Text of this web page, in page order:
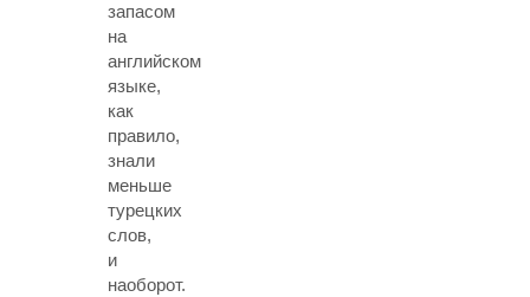
запасом
на
английском
языке,
как
правило,
знали
меньше
турецких
слов,
и
наоборот.